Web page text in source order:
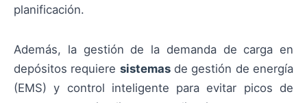
planificación.
Además, la gestión de la demanda de carga en
depósitos requiere sistemasde gestión de energía
(EMS) y control inteligente para evitar picos de